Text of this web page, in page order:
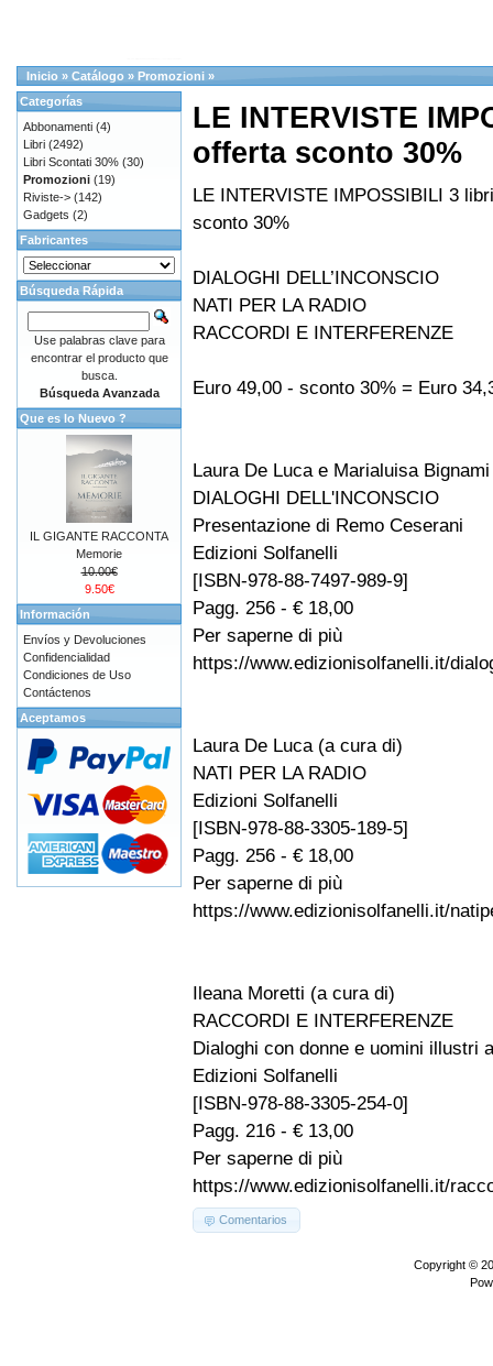
Inicio » Catálogo » Promozioni »
LE INTERVISTE
offerta sconto 30%
LE INTERVISTE IMPOSSIBILI 3
sconto 30%
DIALOGHI DELL’INCONSCIO
NATI PER LA RADIO
RACCORDI E INTERFERENZE
Euro 49,00 - sconto 30% = Euro
Laura De Luca e Marialuisa
DIALOGHI DELL'INCONSCIO
Presentazione di Remo Ceserani
Edizioni Solfanelli
[ISBN-978-88-7497-989-9]
Pagg. 256 - € 18,00
Per saperne di più
https://www.edizionisolfanelli.it/
Laura De Luca (a cura di)
NATI PER LA RADIO
Edizioni Solfanelli
[ISBN-978-88-3305-189-5]
Pagg. 256 - € 18,00
Per saperne di più
https://www.edizionisolfanelli.it/
Ileana Moretti (a cura di)
RACCORDI E INTERFERENZE
Dialoghi con donne e uomini illustri
Edizioni Solfanelli
[ISBN-978-88-3305-254-0]
Pagg. 216 - € 13,00
Per saperne di più
https://www.edizionisolfanelli.it/
Comentarios
Categorías
Abbonamenti (4)
Libri (2492)
Libri Scontati 30% (30)
Promozioni (19)
Riviste-> (142)
Gadgets (2)
Fabricantes
Búsqueda Rápida
Use palabras clave para
encontrar el producto que
busca.
Búsqueda Avanzada
Que es lo Nuevo ?
IL GIGANTE RACCONTA
Memorie
10.00€
9.50€
Información
Envíos y Devoluciones
Confidencialidad
Condiciones de Uso
Contáctenos
Aceptamos
Copyright ©